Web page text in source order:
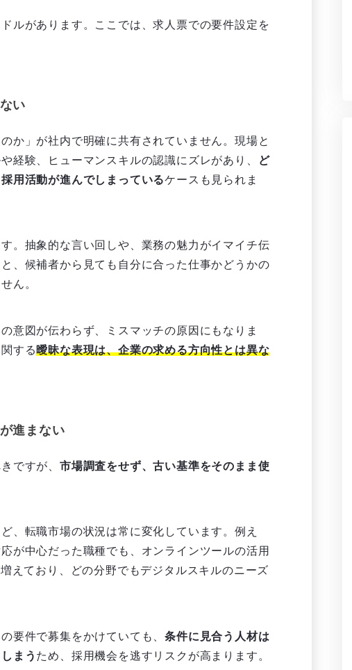
ルがあります。ここでは、求人票での要件設定を
い
か」が社内で明確に共有されていません。現場と
経験、ヒューマンスキルの認識にズレがあり、
ど
用活動が進んでしまっているケースも見られま
。抽象的な言い回しや、業務の魅力がイマイチ伝
、候補者から見ても自分に合った仕事かどうかの
ん。
意図が伝わらず、ミスマッチの原因にもなりま
する曖昧な表現は、企業の求める方向性とは異な
進まない
ですが、 市場調査をせず、古い基準をそのまま使
、転職市場の状況は常に変化しています。例え
が中心だった職種でも、オンラインツールの活用
えており、どの分野でもデジタルスキルのニーズ
要件で募集をかけていても、条件に見合う人材は
まう ため、採用機会を逃すリスクが高まります。